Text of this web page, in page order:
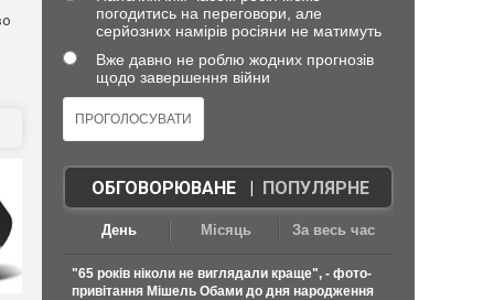
погодитись на переговори, але
серйозних намірів росіяни не матимуть
Вже давно не роблю жодних прогнозів
щодо завершення війни
ОБГОВОРЮВАНЕ| ПОПУЛЯРНЕ
День Місяць За весь час
"65 років ніколи не виглядали краще", - фото-
привітання Мішель Обами до дня народження